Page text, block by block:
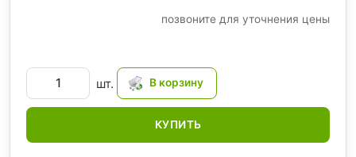
позвоните для уточнения цены
шт.
КУПИТЬ